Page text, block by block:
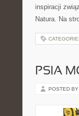
inspiracji
Natura. Na
PSIA
POSTED BY